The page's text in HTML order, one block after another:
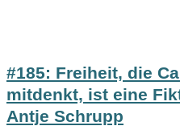
#185: Freiheit, die
mitdenkt, ist eine
Antje Schrupp